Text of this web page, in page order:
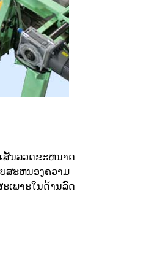
ສັ້ນລວດຂະຫນາດ
ສະຫນອງຄວາມ
ເພາະໃນດ້ານລົດ